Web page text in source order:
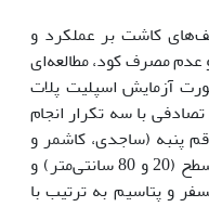
کاشت بر عملکرد و
مصرف کود، مطالعه‌ای
در سال زراعی 1396 به‌صورت آزمایش اسپلیت پلات
با سه تکرار انجام
پنبه (ساجدی، کاشمر و
گلستان)، فاصله ردیف کشت در دو سطح (20 و 80 سانتی‌متر) و
و پتاسیم به ترتیب با